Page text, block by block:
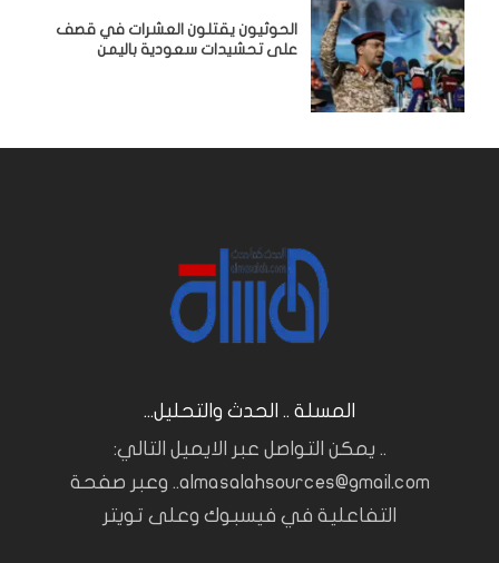
الحوثيون يقتلون العشرات في قصف
على تحشيدات سعودية باليمن
المسلة .. الحدث والتحليل...
.. يمكن التواصل عبر الايميل التالي:
almasalahsources@gmail.com.. وعبر صفحة
التفاعلية في فيسبوك وعلى تويتر